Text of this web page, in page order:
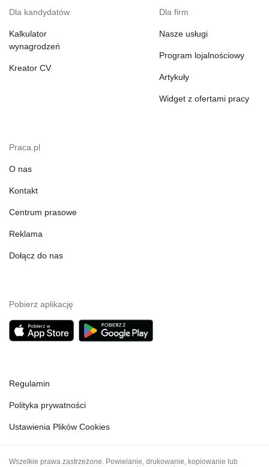
Dla kandydatów
Kalkulator
wynagrodzeń
Kreator CV
Dla firm
Nasze usługi
Program lojalnościowy
Artykuły
Widget z ofertami pracy
Praca.pl
O nas
Kontakt
Centrum prasowe
Reklama
Dołącz do nas
Pobierz aplikację
Regulamin
Polityka prywatności
Ustawienia Plików Cookies
Wszelkie prawa zastrzeżone. Powielanie, drukowanie, kopiowanie lub